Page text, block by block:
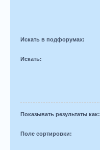
Искать в подфорумах:
Искать:
Показывать результаты как:
Поле сортировки: